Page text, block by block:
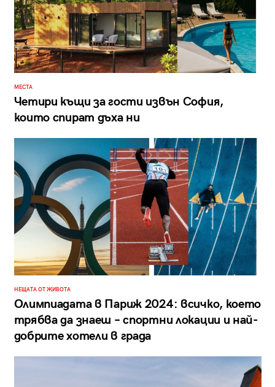
МЕСТА
Четири къщи за гости извън София,
които спират дъха ни
НЕЩАТА ОТ ЖИВОТА
Олимпиадата в Париж 2024: всичко, което
трябва да знаеш – спортни локации и най-
добрите хотели в града